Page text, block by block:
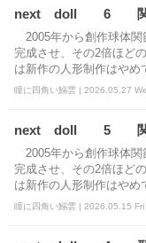
next doll 6 関
2005年から創作球体関
完成させ、その2倍ほど
は新作の人形制作はやめ
瞳に四角い鰯雲 | 2026.05.27
next doll 5 関
2005年から創作球体関
完成させ、その2倍ほど
は新作の人形制作はやめ
瞳に四角い鰯雲 | 2026.05.15